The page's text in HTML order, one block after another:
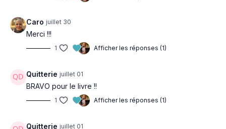
nouveau livre :
Bouger pour Rajeunir
est maintenant disponible en précommande.
🇫🇷 Europe :
📚 FNAC
https://www.fnac.com/a23001210/Cherhine-Saiah-
Caro juillet 30
Merci !!!
1 Afficher les réponses (1)
Quitterie juillet 01
BRAVO pour le livre !!
1 Afficher les réponses (1)
Quitterie juillet 01